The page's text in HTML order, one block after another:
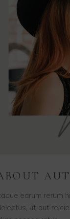
earum rerum
ut aut